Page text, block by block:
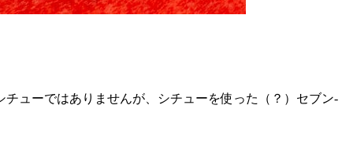
ューではありませんが、シチューを使った（？）セブン-